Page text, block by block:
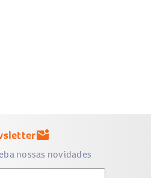
pele.
mark_email_unread
nossas novidades